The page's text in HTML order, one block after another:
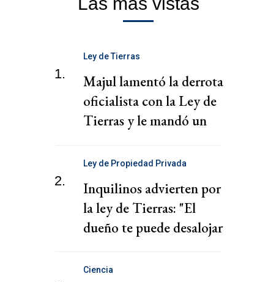
1.
Ley de Tierras
Majul lamentó la derrota
oficialista con la Ley de
Tierras y le mandó un
2.
Ley de Propiedad Privada
Inquilinos advierten por
la ley de Tierras: "El
dueño te puede desalojar
Ciencia